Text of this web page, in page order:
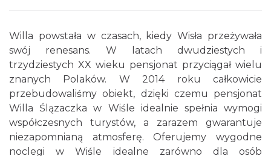
Willa powstała w czasach, kiedy Wisła przeżywała
swój renesans. W latach dwudziestych i
trzydziestych XX wieku pensjonat przyciągał wielu
znanych Polaków. W 2014 roku całkowicie
przebudowaliśmy obiekt, dzięki czemu pensjonat
Willa Ślązaczka w Wiśle idealnie spełnia wymogi
współczesnych turystów, a zarazem gwarantuje
niezapomnianą atmosferę. Oferujemy wygodne
noclegi w Wiśle idealne zarówno dla osób